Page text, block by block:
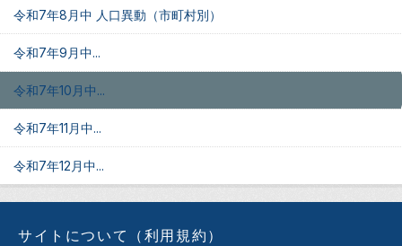
令和7年8月中 人口異動（市町村別）
令和7年9月中...
令和7年10月中...
令和7年11月中...
令和7年12月中...
サイトについて（利用規約）